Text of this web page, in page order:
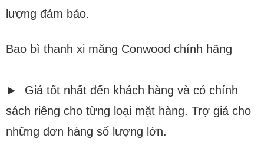
lượng đảm bảo.
Bao bì thanh xi măng Conwood chính hãng
► Giá tốt nhất đến khách hàng và có chính
sách riêng cho từng loại mặt hàng. Trợ giá cho
những đơn hàng số lượng lớn.